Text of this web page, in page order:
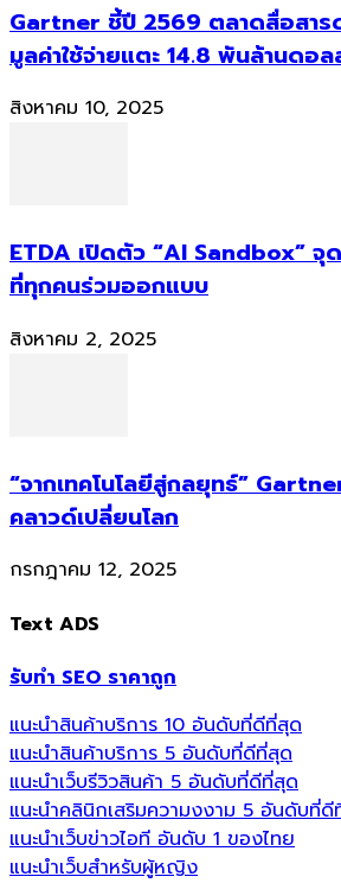
Gartner ชี้ปี 2569 ตลาดสื่อสาร
มูลค่าใช้จ่ายแตะ 14.8 พันล้านดอล
สิงหาคม 10, 2025
ETDA เปิดตัว “AI Sandbox” จุ
ที่ทุกคนร่วมออกแบบ
สิงหาคม 2, 2025
“จากเทคโนโลยีสู่กลยุทธ์”
คลาวด์เปลี่ยนโลก
กรกฎาคม 12, 2025
Text ADS
รับทำ SEO ราคาถูก
แนะนำสินค้าบริการ 10 อันดับที่ดีที่สุด
แนะนำสินค้าบริการ 5 อันดับที่ดีที่สุด
แนะนำเว็บรีวิวสินค้า 5 อันดับที่ดีที่สุด
แนะนำคลินิกเสริมความงงาม 5 อันดับที่
แนะนำเว็บข่าวไอที อันดับ 1 ของไทย
แนะนำเว็บสำหรับผู้หญิง